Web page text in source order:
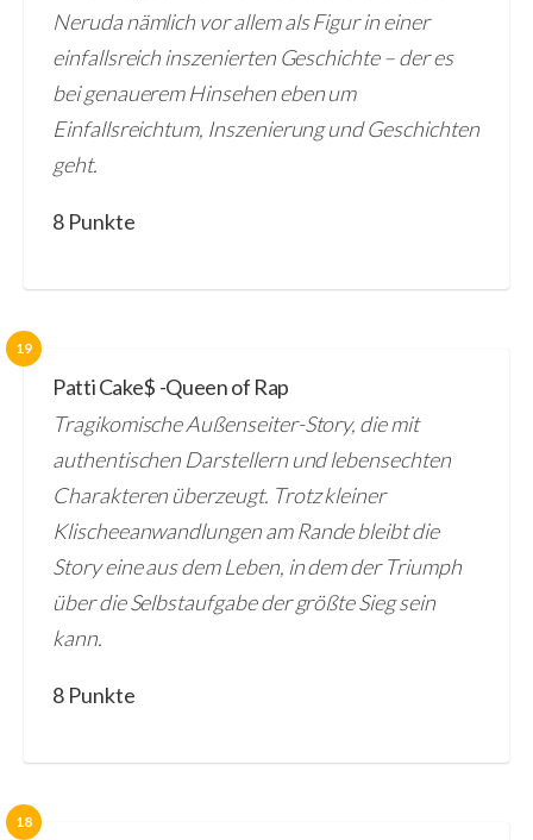
Neruda nämlich vor allem als Figur in einer
einfallsreich inszenierten Geschichte – der es
bei genauerem Hinsehen eben um
Einfallsreichtum, Inszenierung und Geschichten
geht.
8 Punkte
19
Patti Cake$ -Queen of Rap
Tragikomische Außenseiter-Story, die mit
authentischen Darstellern und lebensechten
Charakteren überzeugt. Trotz kleiner
Klischeeanwandlungen am Rande bleibt die
Story eine aus dem Leben, in dem der Triumph
über die Selbstaufgabe der größte Sieg sein
kann.
8 Punkte
18